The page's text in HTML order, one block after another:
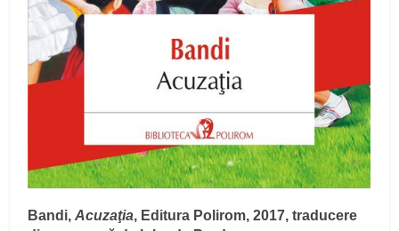
Bandi,Acuzaţia, Editura Polirom, 2017, traducere